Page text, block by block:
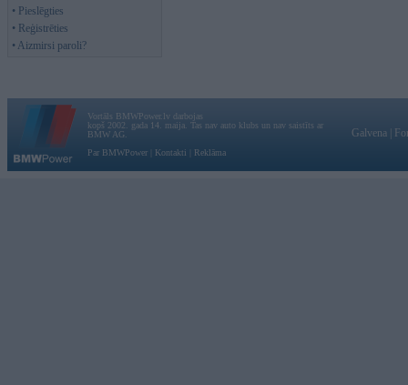
• Pieslēgties
• Reģistrēties
• Aizmirsi paroli?
Vortāls BMWPower.lv darbojas
kopš 2002. gada 14. maija. Tas nav auto klubs un nav saistīts ar
BMW AG.
Par BMWPower
Kontakti Reklāma
Galvena